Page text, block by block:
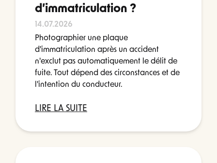
d’immatriculation ?
14.07.2026
Photographier une plaque
d'immatriculation après un accident
n'exclut pas automatiquement le délit de
fuite. Tout dépend des circonstances et de
l'intention du conducteur.
LIRE LA SUITE